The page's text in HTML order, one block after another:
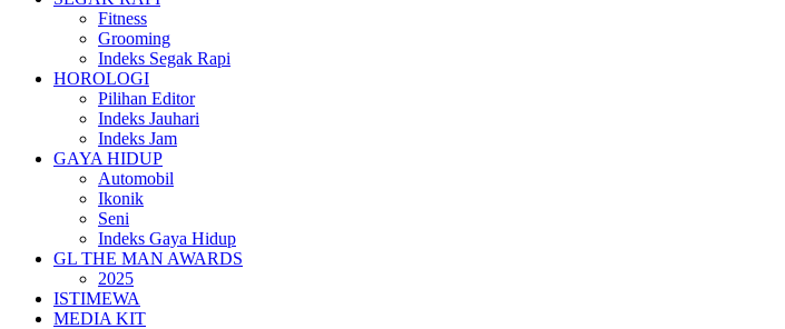
Fitness
Grooming
Indeks Segak Rapi
HOROLOGI
Pilihan Editor
Indeks Jauhari
Indeks Jam
GAYA HIDUP
Automobil
Ikonik
Seni
Indeks Gaya Hidup
GL THE MAN AWARDS
2025
ISTIMEWA
MEDIA KIT